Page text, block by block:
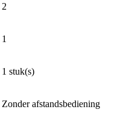
2
1
1 stuk(s)
Zonder afstandsbediening